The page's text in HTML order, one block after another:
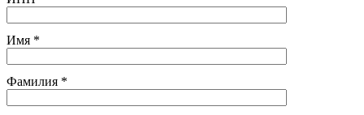
Имя *
Фамилия *